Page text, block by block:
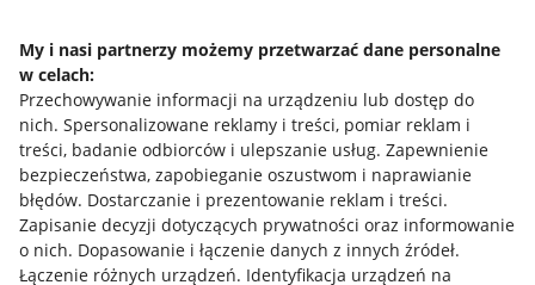
My i nasi partnerzy możemy przetwarzać dane personalne
w celach:
Przechowywanie informacji na urządzeniu lub dostęp do
nich. Spersonalizowane reklamy i treści, pomiar reklam i
treści, badanie odbiorców i ulepszanie usług. Zapewnienie
bezpieczeństwa, zapobieganie oszustwom i naprawianie
błędów. Dostarczanie i prezentowanie reklam i treści.
Zapisanie decyzji dotyczących prywatności oraz informowanie
o nich. Dopasowanie i łączenie danych z innych źródeł.
Łączenie różnych urządzeń. Identyfikacja urządzeń na
Mapa miejscowości
Informacje prawne
Regulamin
Polityka plików "cookies"
Ustawienia plików "cookies"